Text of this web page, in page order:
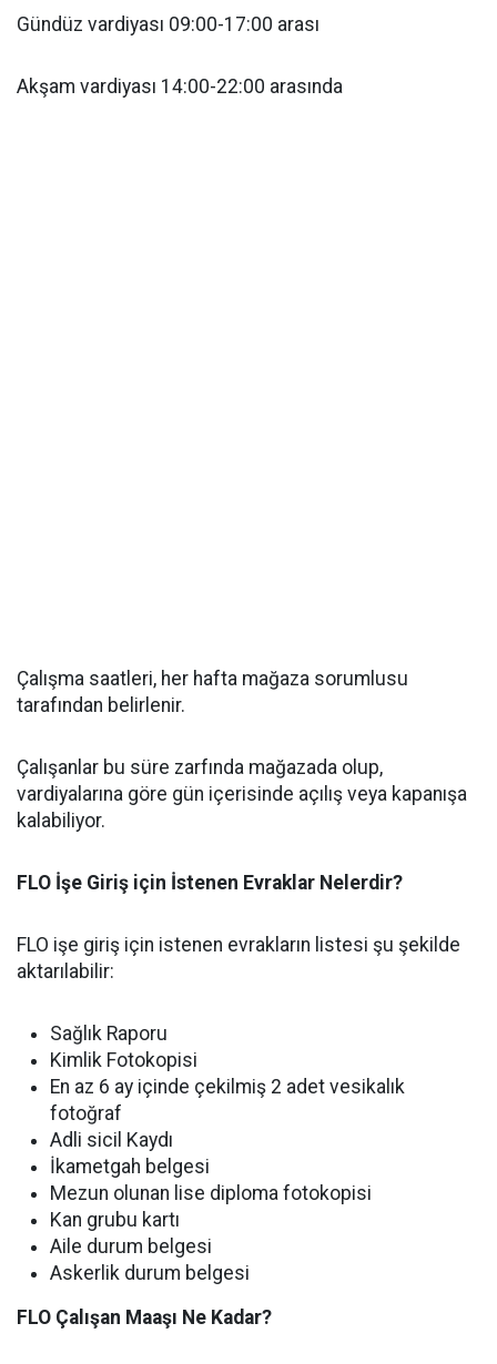
Gündüz vardiyası 09:00-17:00 arası
Akşam vardiyası 14:00-22:00 arasında
Çalışma saatleri, her hafta mağaza sorumlusu
tarafından belirlenir.
Çalışanlar bu süre zarfında mağazada olup,
vardiyalarına göre gün içerisinde açılış veya kapanışa
kalabiliyor.
FLO İşe Giriş için İstenen Evraklar Nelerdir?
FLO işe giriş için istenen evrakların listesi şu şekilde
aktarılabilir:
Sağlık Raporu
Kimlik Fotokopisi
En az 6 ay içinde çekilmiş 2 adet vesikalık
fotoğraf
Adli sicil Kaydı
İkametgah belgesi
Mezun olunan lise diploma fotokopisi
Kan grubu kartı
Aile durum belgesi
Askerlik durum belgesi
FLO Çalışan Maaşı Ne Kadar?